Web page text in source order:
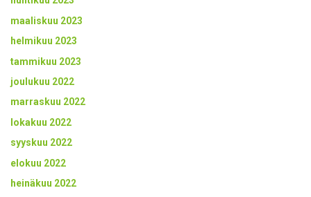
maaliskuu 2023
helmikuu 2023
tammikuu 2023
joulukuu 2022
marraskuu 2022
lokakuu 2022
syyskuu 2022
elokuu 2022
heinäkuu 2022